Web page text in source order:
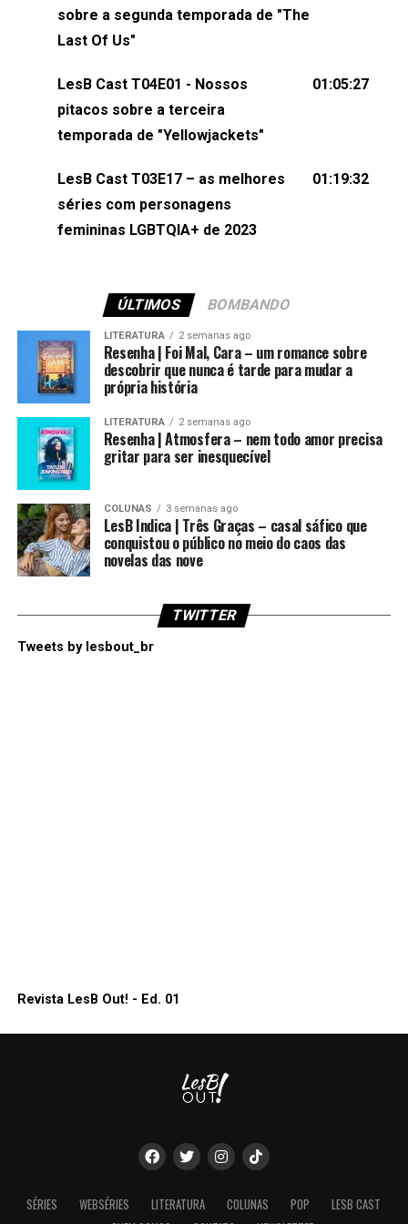
sociais:Twitter: ⁠⁠⁠⁠@lesbout_br⁠⁠⁠⁠ Instagram: ⁠⁠⁠⁠@lesbout_br⁠⁠⁠⁠
(⁠⁠⁠⁠⁠⁠@KarolenPassos⁠⁠⁠⁠⁠⁠)Participação de Bruna Fentanes
(⁠⁠⁠⁠@brunarfentanes⁠⁠⁠⁠) e Pollyelly FlorêncioEdição de
Naiady Machado
sobre a segunda temporada de "The
Last Of Us"
LesB Cast T04E01 - Nossos
pitacos sobre a terceira
temporada de "Yellowjackets"
01:05:27
LesB Cast T03E17 – as melhores
séries com personagens
femininas LGBTQIA+ de 2023
01:19:32
ÚLTIMOS BOMBANDO
LITERATURA 2 semanas ago
Resenha | Foi Mal, Cara – um romance sobre
descobrir que nunca é tarde para mudar a
própria história
LITERATURA 2 semanas ago
Resenha | Atmosfera – nem todo amor precisa
gritar para ser inesquecível
COLUNAS 3 semanas ago
LesB Indica | Três Graças – casal sáfico que
conquistou o público no meio do caos das
novelas das nove
TWITTER
Tweets by lesbout_br
Revista LesB Out! - Ed. 01
SÉRIES WEBSÉRIES LITERATURA COLUNAS POP
LESB CAST